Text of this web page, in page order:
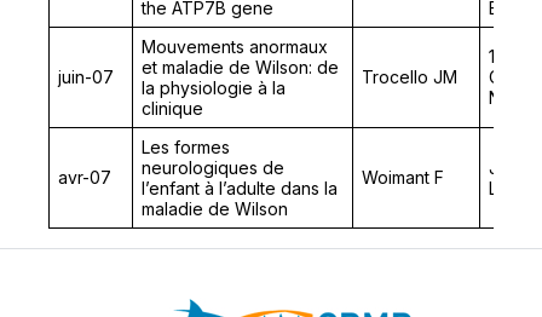
the ATP7B gene
juin-07
Mouvements anormaux
et maladie de Wilson: de
la physiologie à la
clinique
Trocello JM
1ère
avr-07
Les formes
neurologiques de
l’enfant à l’adulte dans la
maladie de Wilson
Woimant F